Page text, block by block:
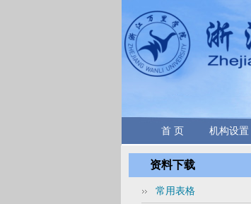
首 页 机构设置
资料下载
常用表格